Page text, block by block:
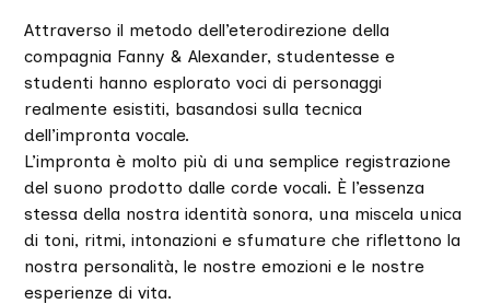
Attraverso il metodo dell’eterodirezione della
compagnia Fanny & Alexander, studentesse e
studenti hanno esplorato voci di personaggi
realmente esistiti, basandosi sulla tecnica
dell’impronta vocale.
L’impronta è molto più di una semplice registrazione
del suono prodotto dalle corde vocali. È l’essenza
stessa della nostra identità sonora, una miscela unica
di toni, ritmi, intonazioni e sfumature che riflettono la
nostra personalità, le nostre emozioni e le nostre
esperienze di vita.